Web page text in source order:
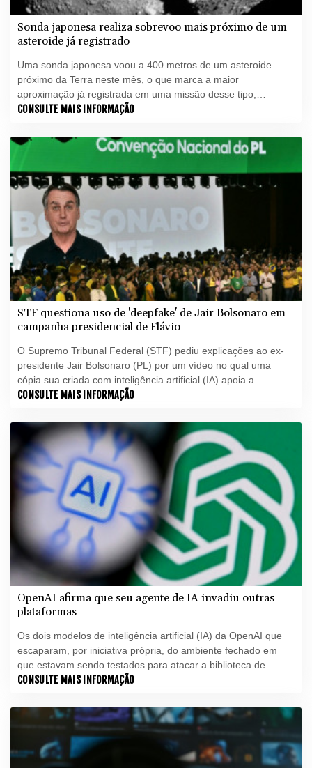
Sonda japonesa realiza sobrevoo mais próximo de um
asteroide já registrado
Uma sonda japonesa voou a 400 metros de um asteroide
próximo da Terra neste mês, o que marca a maior
aproximação já registrada em uma missão desse tipo,
informou a agência espacial japonesa Jaxa.
CONSULTE MAIS INFORMAÇÃO
STF questiona uso de 'deepfake' de Jair Bolsonaro em
campanha presidencial de Flávio
O Supremo Tribunal Federal (STF) pediu explicações ao ex-
presidente Jair Bolsonaro (PL) por um vídeo no qual uma
cópia sua criada com inteligência artificial (IA) apoia a
candidatura de seu filho mais velho, o senador Flávio
CONSULTE MAIS INFORMAÇÃO
OpenAI afirma que seu agente de IA invadiu outras
plataformas
Os dois modelos de inteligência artificial (IA) da OpenAI que
escaparam, por iniciativa própria, do ambiente fechado em
que estavam sendo testados para atacar a biblioteca de
modelos de IA online Hugging Face, também invadiram outras
CONSULTE MAIS INFORMAÇÃO